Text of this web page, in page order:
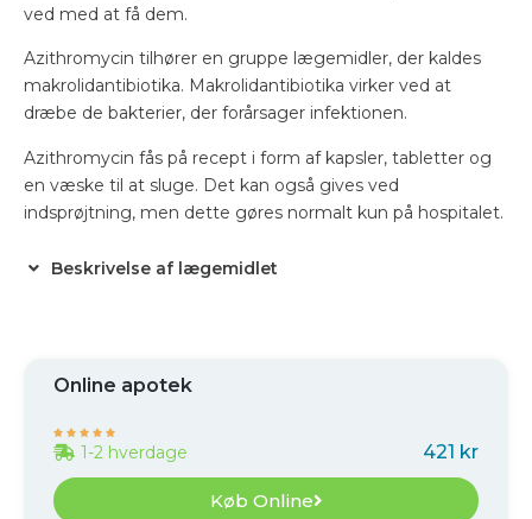
ved med at få dem.
Azithromycin tilhører en gruppe lægemidler, der kaldes
makrolidantibiotika. Makrolidantibiotika virker ved at
dræbe de bakterier, der forårsager infektionen.
Azithromycin fås på recept i form af kapsler, tabletter og
en væske til at sluge. Det kan også gives ved
indsprøjtning, men dette gøres normalt kun på hospitalet.
Beskrivelse af lægemidlet
Online apotek
    
1-2 hverdage 421 kr
Køb Online